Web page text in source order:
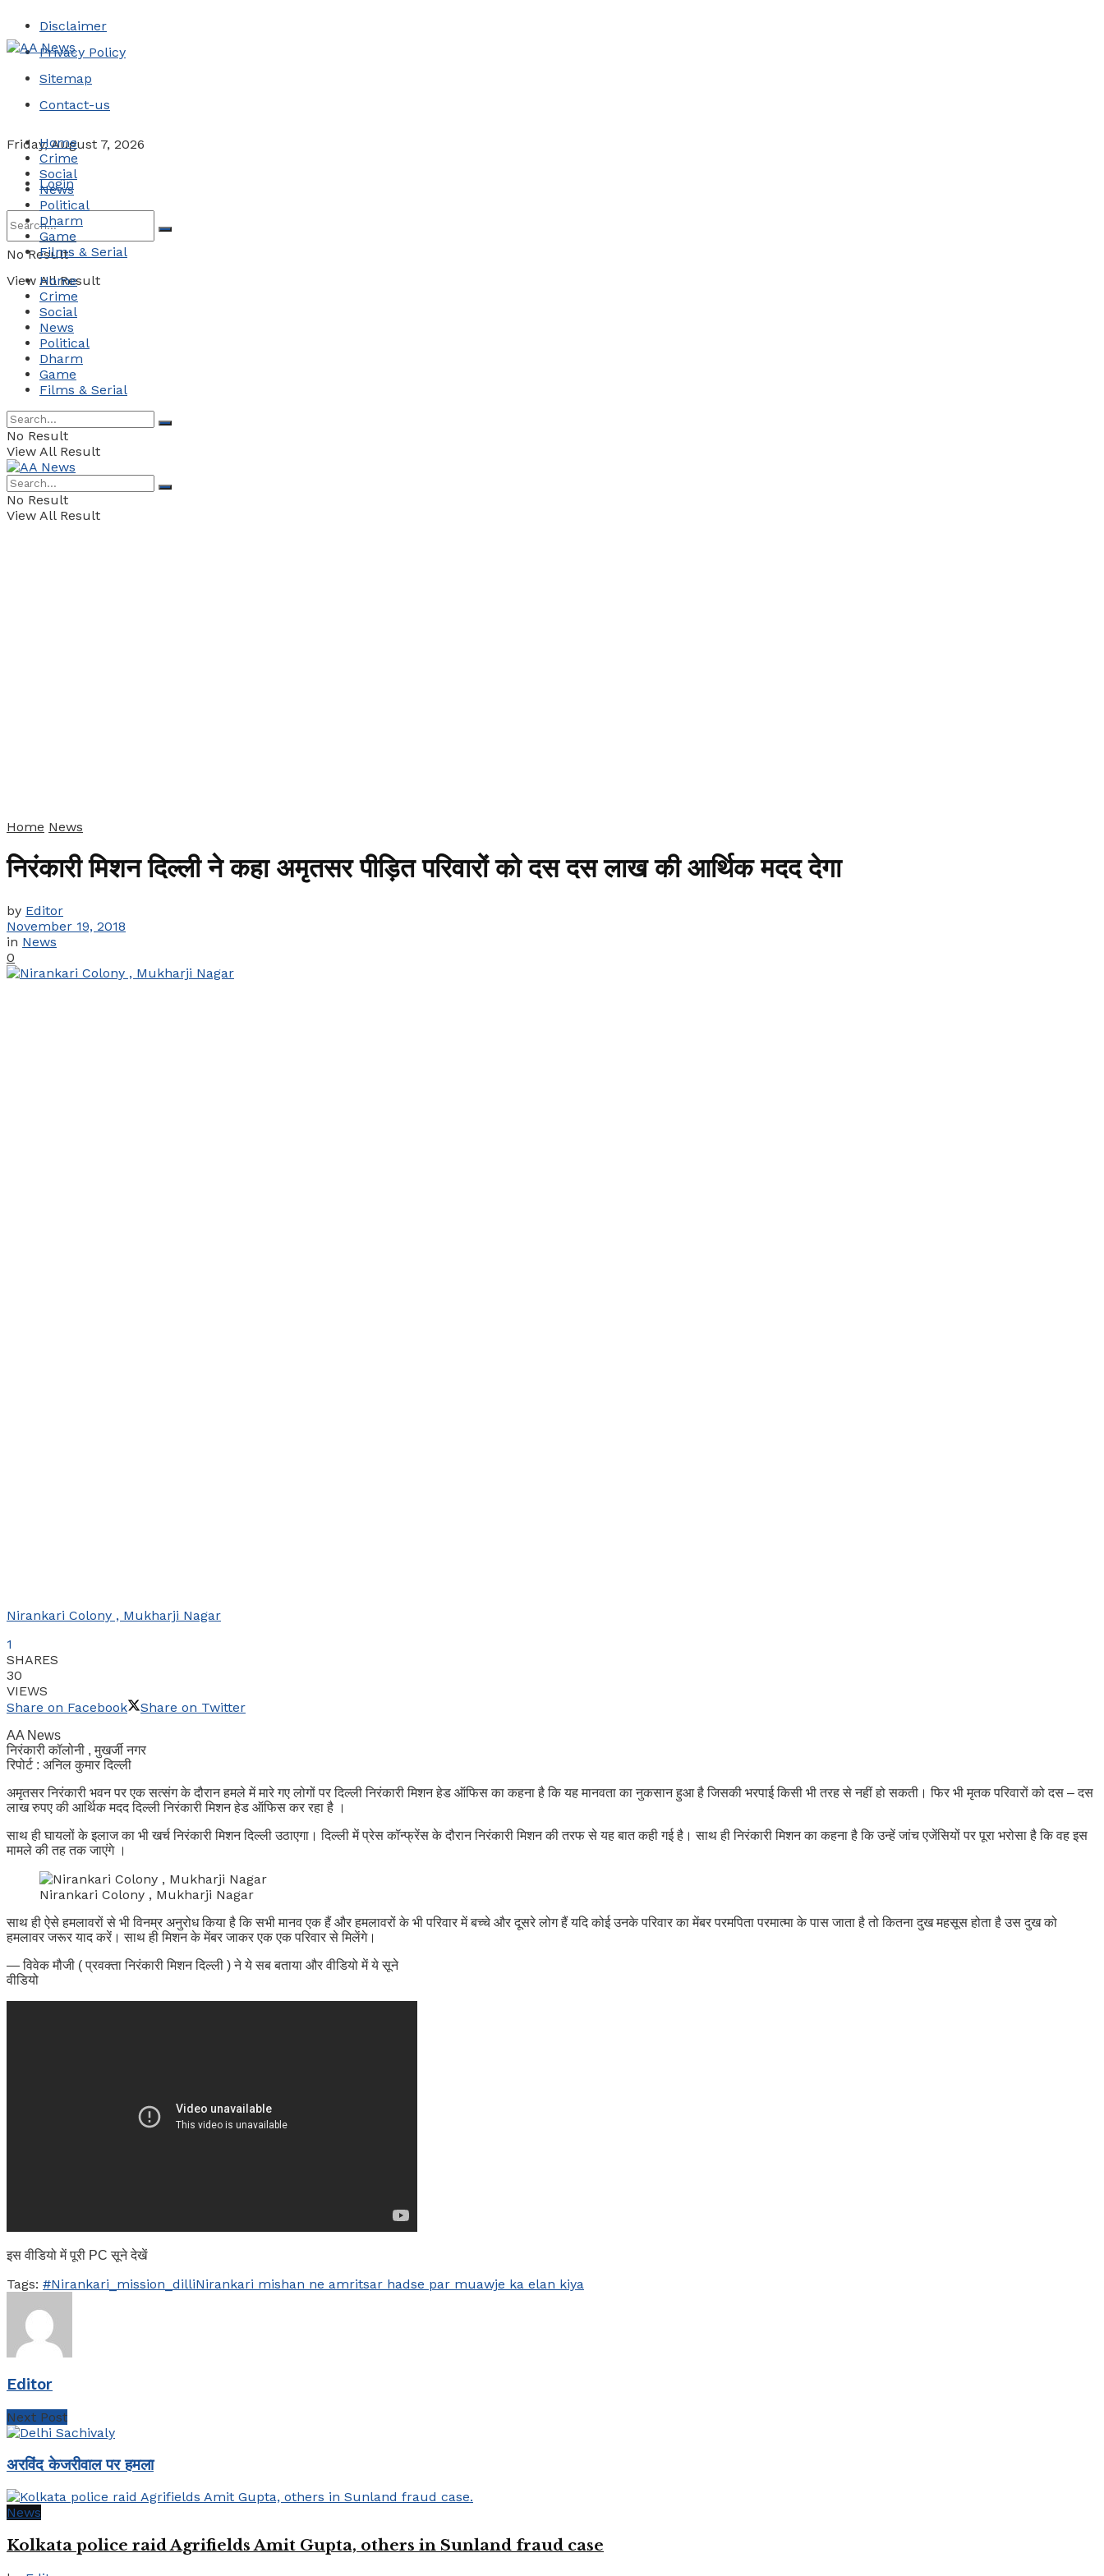
Disclaimer
Privacy Policy
Sitemap
Contact-us
Friday, August 7, 2026
Login
No Result
View All Result
Home
Crime
Social
News
Political
Dharm
Game
Films & Serial
Home
Crime
Social
News
Political
Dharm
Game
Films & Serial
No Result
View All Result
No Result
View All Result
Home News
निरंकारी मिशन दिल्ली ने कहा अमृतसर पीड़ित परिवारों को दस दस लाख की आर्थिक मदद देगा
by Editor
November 19, 2018
in News
0
Nirankari Colony , Mukharji Nagar
1
SHARES
30
VIEWS
Share on Facebook
Share on Twitter
AA News
निरंकारी कॉलोनी , मुखर्जी नगर
रिपोर्ट : अनिल कुमार दिल्ली
अमृतसर निरंकारी भवन पर एक सत्संग के दौरान हमले में मारे गए लोगों पर दिल्ली निरंकारी मिशन हेड ऑफिस का कहना है कि यह मानवता का नुकसान हुआ है जिसकी भरपाई किसी भी तरह से नहीं हो सकती। फिर भी मृतक परिवारों को दस – दस
लाख रुपए की आर्थिक मदद दिल्ली निरंकारी मिशन हेड ऑफिस कर रहा है ।
साथ ही घायलों के इलाज का भी खर्च निरंकारी मिशन दिल्ली उठाएगा। दिल्ली में प्रेस कॉन्फ्रेंस के दौरान निरंकारी मिशन की तरफ से यह बात कही गई है। साथ ही निरंकारी मिशन का कहना है कि उन्हें जांच एजेंसियों पर पूरा भरोसा है कि वह इस
मामले की तह तक जाएंगे ।
Nirankari Colony , Mukharji Nagar
साथ ही ऐसे हमलावरों से भी विनम्र अनुरोध किया है कि सभी मानव एक हैं और हमलावरों के भी परिवार में बच्चे और दूसरे लोग हैं यदि कोई उनके परिवार का मेंबर परमपिता परमात्मा के पास जाता है तो कितना दुख महसूस होता है उस दुख को
हमलावर जरूर याद करें। साथ ही मिशन के मेंबर जाकर एक एक परिवार से मिलेंगे।
— विवेक मौजी ( प्रवक्ता निरंकारी मिशन दिल्ली ) ने ये सब बताया और वीडियो में ये सूने
वीडियो
इस वीडियो में पूरी PC सूने देखें
Tags: #Nirankari_mission_dilliNirankari mishan ne amritsar hadse par muawje ka elan kiya
Editor
Next Post
अरविंद केजरीवाल पर हमला
News
Kolkata police raid Agrifields Amit Gupta, others in Sunland fraud case